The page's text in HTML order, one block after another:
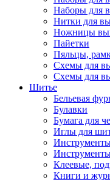
Наборы для
Нитки для
Ножницы
Пайетки
Пяльцы,
Схемы для
Схемы для
Шитье
Бельевая
Булавки
Бумага для
Иглы для
Клеевые,
Книги и